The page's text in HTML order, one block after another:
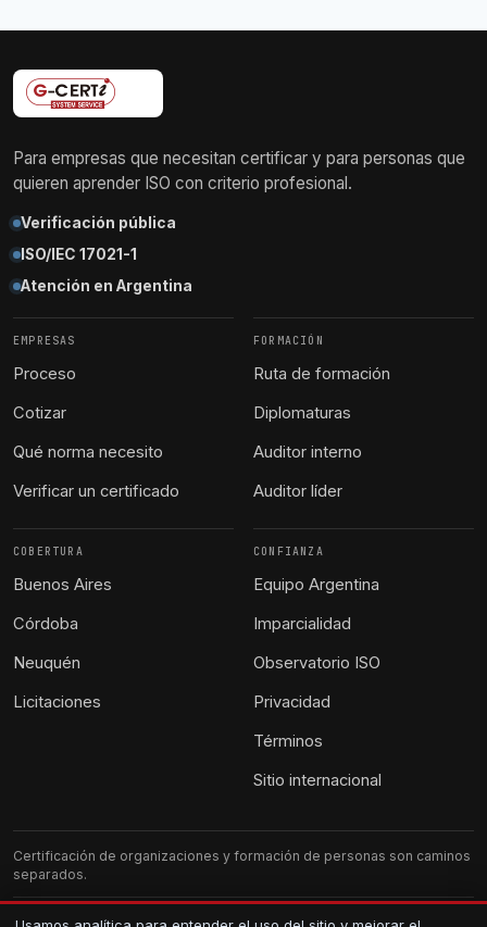
Para empresas que necesitan certificar y para personas que
quieren aprender ISO con criterio profesional.
Verificación pública
ISO/IEC 17021-1
Atención en Argentina
EMPRESAS
Proceso
Cotizar
Qué norma necesito
Verificar un certificado
FORMACIÓN
Ruta de formación
Diplomaturas
Auditor interno
Auditor líder
COBERTURA
Buenos Aires
Córdoba
Neuquén
Licitaciones
CONFIANZA
Equipo Argentina
Imparcialidad
Observatorio ISO
Privacidad
Términos
Sitio internacional
Certificación de organizaciones y formación de personas son caminos
separados.
G-CERTI Argentina. Atención local.